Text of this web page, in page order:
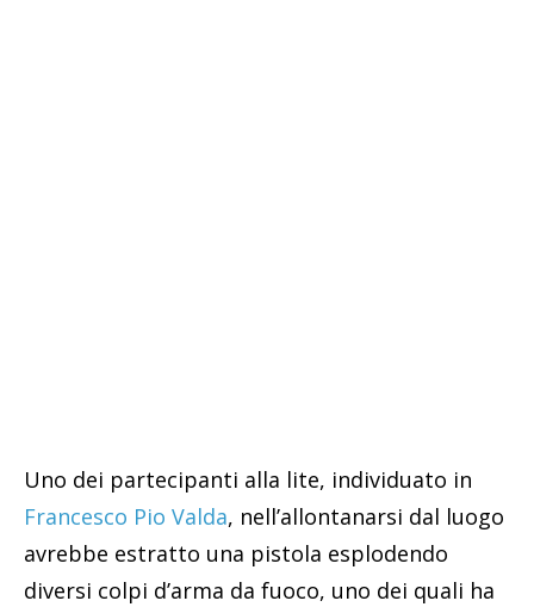
Uno dei partecipanti alla lite, individuato in
Francesco Pio Valda, nell’allontanarsi dal luogo
avrebbe estratto una pistola esplodendo
diversi colpi d’arma da fuoco, uno dei quali ha